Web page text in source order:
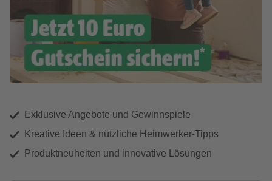
Exklusive Angebote und Gewinnspiele
Kreative Ideen & nützliche Heimwerker-Tipps
Produktneuheiten und innovative Lösungen